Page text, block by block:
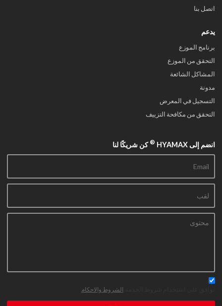
اتصل بنا
يدعم
برنامج الموزع
التحقق من الموزع
المشاكل الشائعة
مدونة
التسجيل في المعرض
التحقق من مكافحة التزييف
انضم إلى HYAMAX ® كن شريكًا لنا
الشروط والاحكام